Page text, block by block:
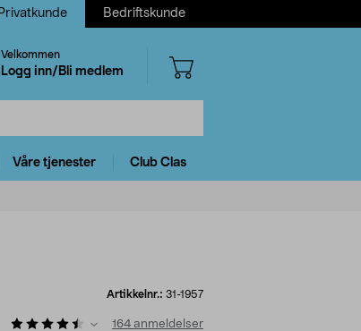
Privatkunde Bedriftskunde
Velkommen
Logg inn/Bli medlem
Våre tjenester Club Clas
Artikkelnr.: 31-1957
164 anmeldelser